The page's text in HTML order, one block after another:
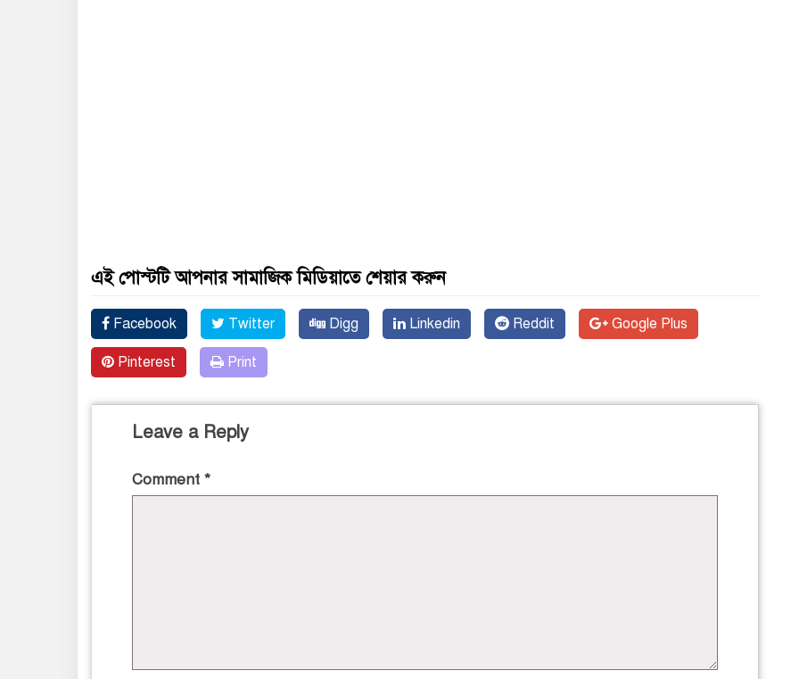
এই পোস্টটি আপনার সামাজিক মিডিয়াতে শেয়ার করুন
Facebook Twitter Digg Linkedin Reddit Google Plus
Pinterest Print
Leave a Reply
Comment *